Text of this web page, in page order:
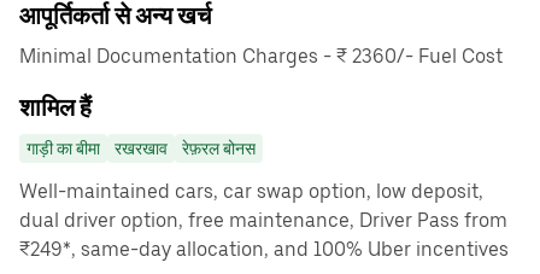
आपूर्तिकर्ता से अन्य खर्च
Minimal Documentation Charges - ₹ 2360/- Fuel Cost
शामिल हैं
गाड़ी का बीमा रखरखाव रेफ़रल बोनस
Well-maintained cars, car swap option, low deposit,
dual driver option, free maintenance, Driver Pass from
₹249*, same-day allocation, and 100% Uber incentives